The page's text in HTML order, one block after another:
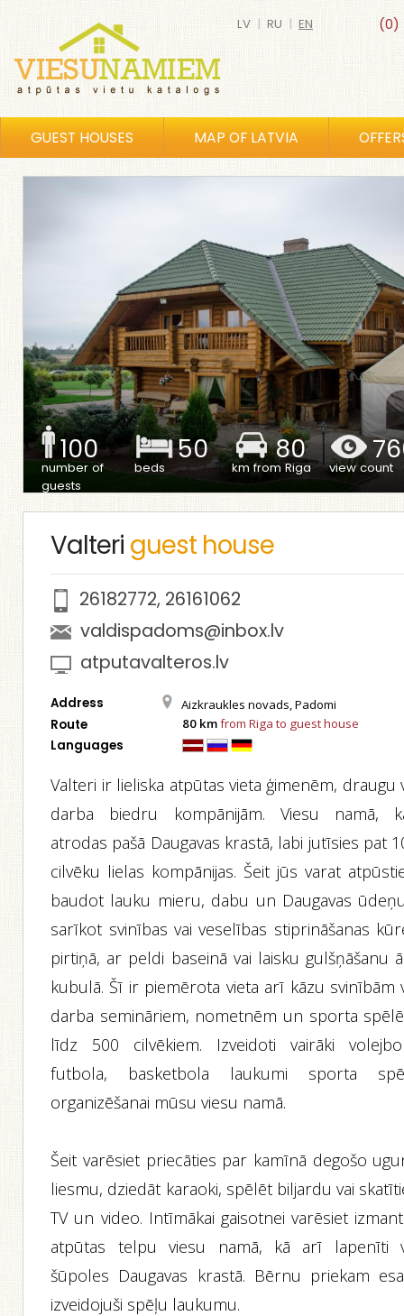
(0)
LV | RU | EN
GUEST HOUSES MAP OF LATVIA
100
number of
guests
50
beds
80
km from Riga view count
Valteri guest house
26182772, 26161062
valdispadoms@inbox.lv
atputavalteros.lv
Address Aizkraukles novads, Padomi
Route 80 kmfrom Riga to guest house
Languages
Valteri ir lieliska atpūtas vieta ģimenēm, draugu
darba biedru kompānijām. Viesu namā,
atrodas pašā Daugavas krastā, labi jutīsies pat
cilvēku lielas kompānijas. Šeit jūs varat
baudot lauku mieru, dabu un Daugavas
sarīkot svinības vai veselības stiprināšanas
pirtiņā, ar peldi baseinā vai laisku gulšņāšanu
kubulā. Šī ir piemērota vieta arī kāzu svinībām
darba semināriem, nometnēm un sporta
līdz 500 cilvēkiem. Izveidoti vairāki
futbola, basketbola laukumi sporta
organizēšanai mūsu viesu namā.
Šeit varēsiet priecāties par kamīnā degošo
liesmu, dziedāt karaoki, spēlēt biljardu vai
TV un video. Intīmākai gaisotnei varēsiet
atpūtas telpu viesu namā, kā arī lapenīti
šūpoles Daugavas krastā. Bērnu priekam
izveidojuši spēļu laukumu.